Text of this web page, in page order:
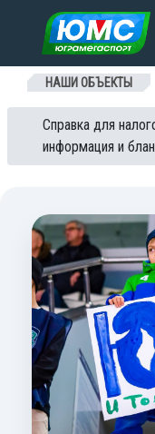
Перейти к
НАШИ ОБЪЕКТЫ
Справка для
информация и